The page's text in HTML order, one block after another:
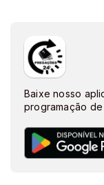
Baixe nosso
programação